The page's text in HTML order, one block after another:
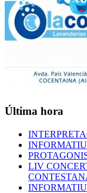
Última hora
INFORMATIU
LIV
INFORMATIU